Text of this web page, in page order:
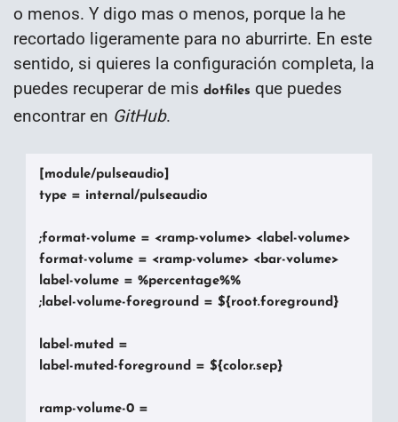
o menos. Y digo mas o menos, porque la he
recortado ligeramente para no aburrirte. En este
sentido, si quieres la configuración completa, la
puedes recuperar de mis dotfiles que puedes
encontrar en GitHub.
[module/pulseaudio]
type = internal/pulseaudio
;format-volume = <ramp-volume> <label-volume>
format-volume = <ramp-volume> <bar-volume>
label-volume = %percentage%%
;label-volume-foreground = ${root.foreground}
label-muted =
label-muted-foreground = ${color.sep}
ramp-volume-0 =